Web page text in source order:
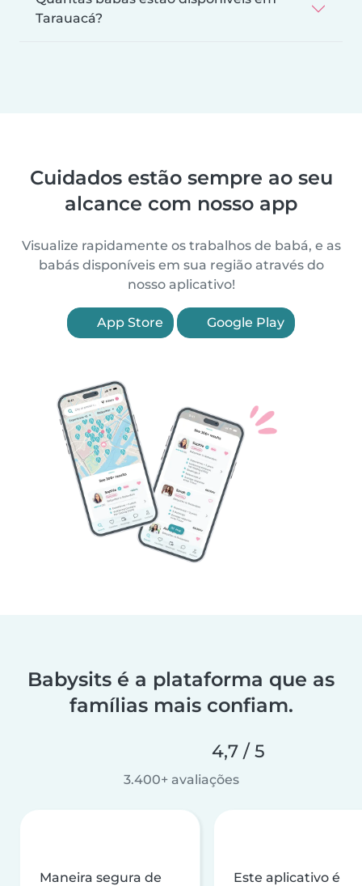
Tarauacá?
Cuidados estão sempre ao seu
alcance com nosso app
Visualize rapidamente os trabalhos de babá, e as
babás disponíveis em sua região através do
nosso aplicativo!
App Store Google Play
Babysits é a plataforma que as
famílias mais confiam.
4,7 / 5
3.400+ avaliações
Maneira segura de
Este aplicativo é